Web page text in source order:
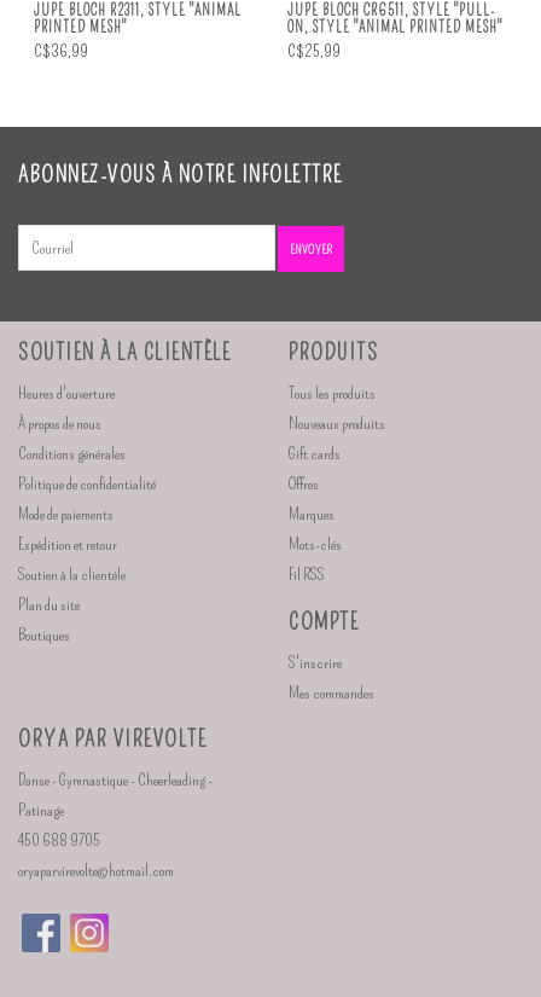
JUPE BLOCH R2311, STYLE "ANIMAL
PRINTED MESH"
C$36,99
JUPE BLOCH CR6511, STYLE "PULL-
ON, STYLE "ANIMAL PRINTED MESH"
C$25,99
ABONNEZ-VOUS À NOTRE INFOLETTRE
ENVOYER
SOUTIEN À LA CLIENTÈLE
Heures d'ouverture
À propos de nous
Conditions générales
Politique de confidentialité
Mode de paiements
Expédition et retour
Soutien à la clientèle
Plan du site
Boutiques
PRODUITS
Tous les produits
Nouveaux produits
Gift cards
Offres
Marques
Mots-clés
Fil RSS
COMPTE
S'inscrire
Mes commandes
ORYA PAR VIREVOLTE
Danse - Gymnastique - Cheerleading -
Patinage
450 688 9705
oryaparvirevolte@hotmail.com